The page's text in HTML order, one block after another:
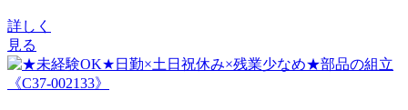
詳しく
見る